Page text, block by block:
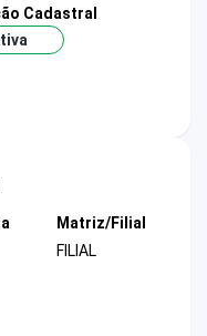
Cadastral
Matriz/Filial
FILIAL